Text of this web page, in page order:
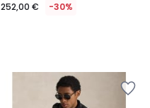
252,00 € -30%